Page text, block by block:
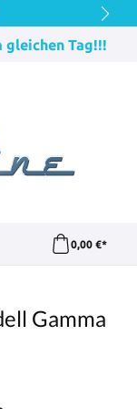
gleichen Tag!!!
0,00 €*
Gamma